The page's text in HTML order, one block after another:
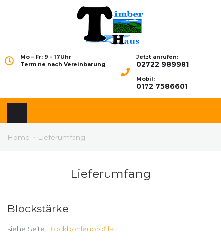
Mo – Fr: 9 - 17Uhr
Termine nach Vereinbarung
Jetzt anrufen:
02722 989981
Mobil:
0172 7586601
Home > Lieferumfang
Lieferumfang
Blockstärke
siehe Seite Blockbohlenprofile